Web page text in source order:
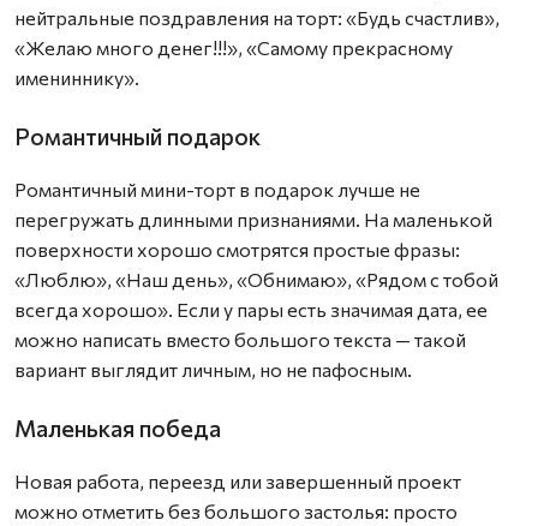
нейтральные поздравления на торт: «Будь счастлив»,
«Желаю много денег!!!», «Самому прекрасному
имениннику».
Романтичный подарок
Романтичный мини-торт в подарок лучше не
перегружать длинными признаниями. На маленькой
поверхности хорошо смотрятся простые фразы:
«Люблю», «Наш день», «Обнимаю», «Рядом с тобой
всегда хорошо». Если у пары есть значимая дата, ее
можно написать вместо большого текста — такой
вариант выглядит личным, но не пафосным.
Маленькая победа
Новая работа, переезд или завершенный проект
можно отметить без большого застолья: просто